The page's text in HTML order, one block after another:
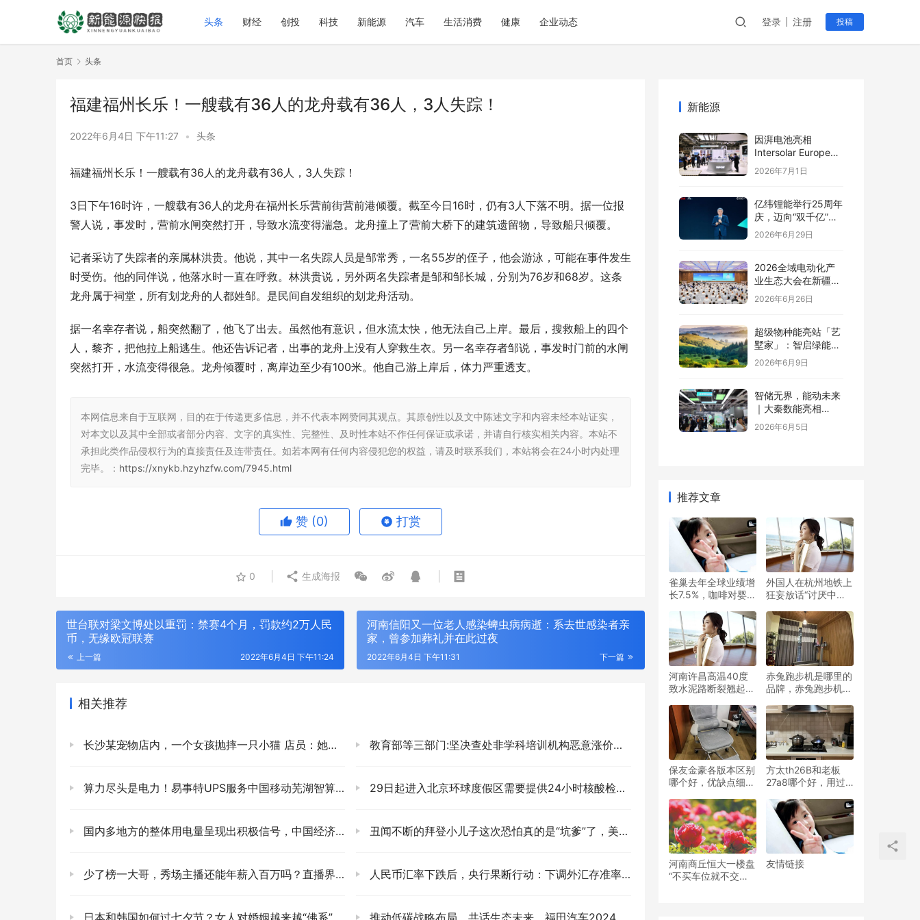
头条 财经 创投 科技 新能源 汽车 生活消费 健康 企业动态 登录 注册 投稿
首页 头条
福建福州长乐！一艘载有36人的龙舟载有36人，3人失踪！
2022年6月4日 下午11:27 • 头条
福建福州长乐！一艘载有36人的龙舟载有36人，3人失踪！
3日下午16时许，一艘载有36人的龙舟在福州长乐营前街营前港倾覆。截至今日16时，仍有3人下落不明。据一位报
警人说，事发时，营前水闸突然打开，导致水流变得湍急。龙舟撞上了营前大桥下的建筑遗留物，导致船只倾覆。
记者采访了失踪者的亲属林洪贵。他说，其中一名失踪人员是邹常秀，一名55岁的侄子，他会游泳，可能在事件发生
时受伤。他的同伴说，他落水时一直在呼救。林洪贵说，另外两名失踪者是邹和邹长城，分别为76岁和68岁。这条
龙舟属于祠堂，所有划龙舟的人都姓邹。是民间自发组织的划龙舟活动。
据一名幸存者说，船突然翻了，他飞了出去。虽然他有意识，但水流太快，他无法自己上岸。最后，搜救船上的四个
人，黎齐，把他拉上船逃生。他还告诉记者，出事的龙舟上没有人穿救生衣。另一名幸存者邹说，事发时门前的水闸
突然打开，水流变得很急。龙舟倾覆时，离岸边至少有100米。他自己游上岸后，体力严重透支。
本网信息来自于互联网，目的在于传递更多信息，并不代表本网赞同其观点。其原创性以及文中陈述文字和内容未经本站证实，
对本文以及其中全部或者部分内容、文字的真实性、完整性、及时性本站不作任何保证或承诺，并请自行核实相关内容。本站不
承担此类作品侵权行为的直接责任及连带责任。如若本网有任何内容侵犯您的权益，请及时联系我们，本站将会在24小时内处理
完毕。： https://xnykb.hzyhzfw.com/7945.html
赞 (0) 打赏
0 生成海报
世台联对梁文博处以重罚：禁赛4个月，罚款约2万人民
币，无缘欧冠联赛
上一篇 2022年6月4日 下午11:24
河南信阳又一位老人感染蜱虫病病逝：系去世感染者亲
家，曾参加葬礼并在此过夜
下一篇
2022年6月4日 下午11:31
相关推荐
长沙某宠物店内，一个女孩抛摔一只小猫 店员：她摔倒前给小猫吃了罐头 教育部等三部门:坚决查处非学科培训机构恶意涨价行为
算力尽头是电力！易事特UPS服务中国移动芜湖智算中心，硬核赋能国家算力枢纽 29日起进入北京环球度假区需要提供24小时核酸检测证明
国内多地方的整体用电量呈现出积极信号，中国经济正在加速复苏 丑闻不断的拜登小儿子这次恐怕真的是“坑爹”了，美国司法部的调查有了新进展
少了榜一大哥，秀场主播还能年薪入百万吗？直播界经历了“地震” 人民币汇率下跌后，央行果断行动：下调外汇存准率意味着什么？
新能源
因湃电池亮相
Intersolar Europe
2026:以车规级安全
推动全球储能产业标
2026年7月1日
亿纬锂能举行25周年
庆，迈向“双千亿”新
阶段
2026年6月29日
2026全域电动化产
业生态大会在新疆塔
城盛大开幕
2026年6月26日
超级物种能亮站「艺
墅家」：智启绿能，
省钱又增值
2026年6月9日
智储无界，能动未来
｜大秦数能亮相
SNEC，以全场景储
能方案诠释“智储”新
2026年6月5日
推荐文章
雀巢去年全球业绩增
长7.5%，咖啡对婴儿
外国人在杭州地铁上
狂妄放话“讨厌中
击
河南许昌高温40度
致水泥路断裂翘起，
表
赤兔跑步机是哪里的
品牌，赤兔跑步机是
保友金豪各版本区别
哪个好，优缺点细节
方太th26B和老板
27a8哪个好，用过
河南商丘恒大一楼盘
“不买车位就不交房”
友情链接